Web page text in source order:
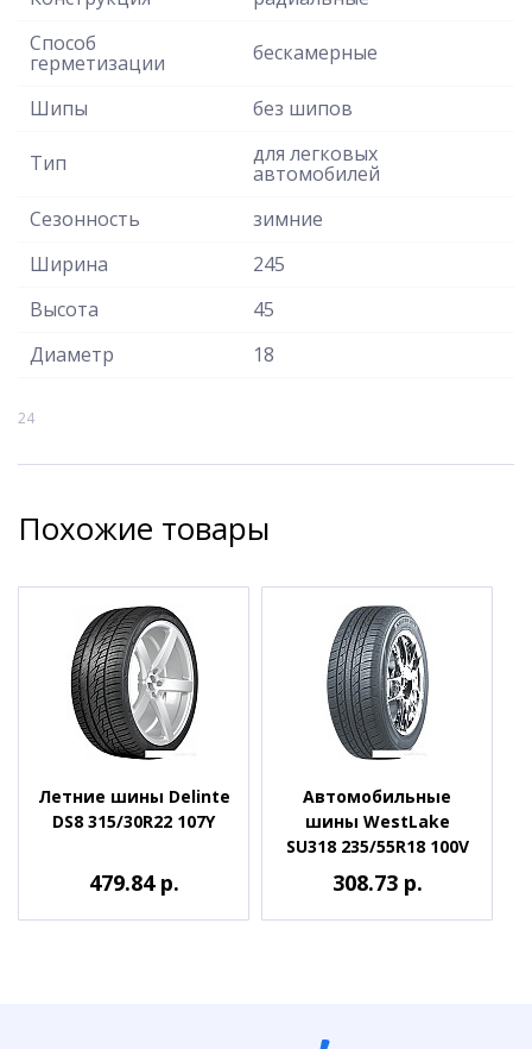
Способ
герметизации бескамерные
Шипы без шипов
Тип для легковых
автомобилей
Сезонность
зимние
Ширина
245
Высота
45
Диаметр
18
24
Похожие товары
Летние шины Delinte
DS8 315/30R22 107Y
479.84 р.
Автомобильные
шины WestLake
SU318 235/55R18 100V
308.73 р.